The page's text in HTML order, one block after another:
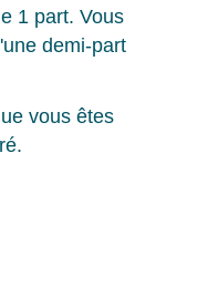
1 part. Vous
demi-part
vous êtes